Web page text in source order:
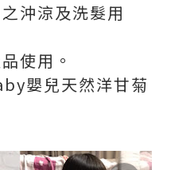
沖涼及洗髮用
使用。
嬰兒天然洋甘菊